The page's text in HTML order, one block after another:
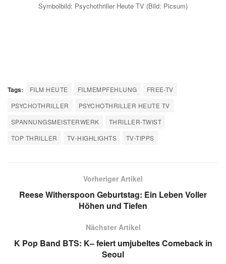
Symbolbild: Psychothriller Heute TV (Bild: Picsum)
Tags: FILM HEUTE FILMEMPFEHLUNG
FREE-TV
PSYCHOTHRILLER
PSYCHOTHRILLER HEUTE TV
SPANNUNGSMEISTERWERK
THRILLER-TWIST
TOP THRILLER
TV-HIGHLIGHTS TV-TIPPS
Vorheriger Artikel
Reese Witherspoon Geburtstag: Ein Leben Voller
Höhen und Tiefen
Nächster Artikel
K Pop Band BTS: K– feiert umjubeltes Comeback in
Seoul